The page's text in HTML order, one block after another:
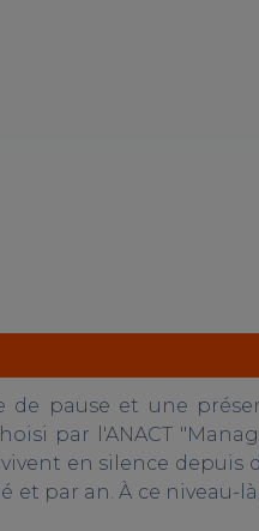
de pause et une
par l'ANACT
en silence depuis
par an. À ce niveau-